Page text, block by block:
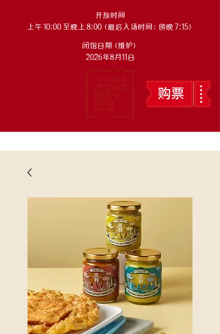
开放时间
上午 10:00 至晚上 8:00（最后入场时间：傍晚 7:15）
闭馆日期（维护）
2026年8月11日